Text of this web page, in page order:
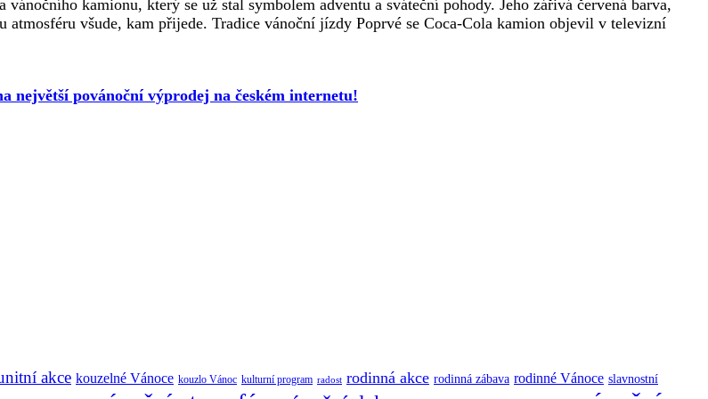
kamionu, který se už stal symbolem adventu a sváteční pohody. Jeho zářivá červená barva,
všude, kam přijede. Tradice vánoční jízdy Poprvé se Coca-Cola kamion objevil v televizní
největší povánoční výprodej na českém internetu!
akce kouzelné Vánoce kouzlo Vánoc kulturní program radost rodinná akce rodinná zábava rodinné Vánoce slavnostní